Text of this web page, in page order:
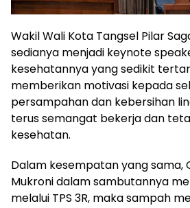
Wakil Wali Kota Tangsel Pilar
sedianya menjadi keynote
kesehatannya yang sedikit
memberikan motivasi kepada
persampahan dan kebersihan
terus semangat bekerja dan
kesehatan.
Dalam kesempatan yang sama,
Mukroni dalam sambutannya
melalui TPS 3R, maka sampah